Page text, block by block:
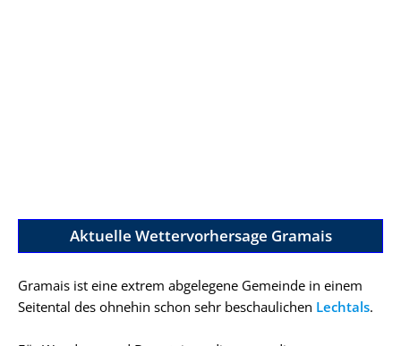
Aktuelle Wettervorhersage Gramais
Gramais ist eine extrem abgelegene Gemeinde in einem
Seitental des ohnehin schon sehr beschaulichen Lechtals.